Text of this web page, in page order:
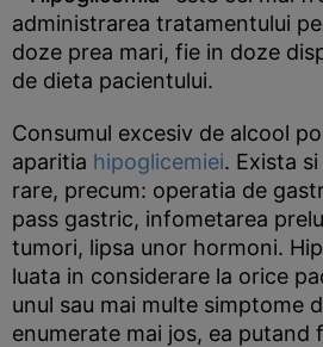
administrarea tratamentului
doze prea mari, fie in doze
de dieta pacientului.
Consumul excesiv de alcool
aparitia hipoglicemiei. Exista
rare, precum: operatia de
pass gastric, infometarea
tumori, lipsa unor hormoni.
luata in considerare la orice
unul sau mai multe simptome
enumerate mai jos, ea